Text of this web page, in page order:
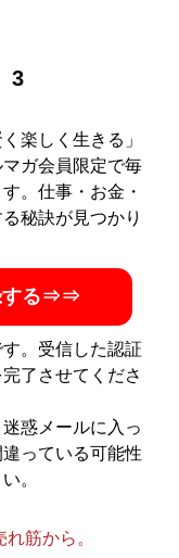
3
楽しく生きる」
ガ会員限定で毎
。仕事・お金・
秘訣が見つかり
する⇒⇒
。受信した認証
了させてくださ
惑メールに入っ
っている可能性
。
筋から。